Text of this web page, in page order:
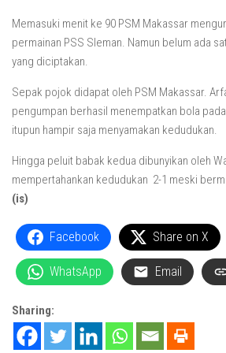
Memasuki menit ke 90 PSM Makassar
permainan PSS Sleman. Namun belum ada
yang diciptakan.
Sepak pojok didapat oleh PSM Makassar.
pengumpan berhasil menempatkan bola
itupun hampir saja menyamakan kedudukan.
Hingga peluit babak kedua dibunyikan oleh
mempertahankan kedudukan 2-1 meski
(is)
Facebook Share on X
WhatsApp Email
Sharing: